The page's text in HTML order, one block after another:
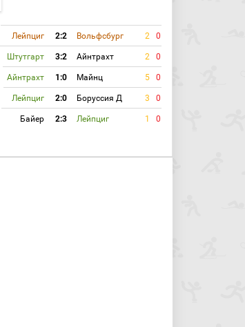
Лейпциг 2:2 Вольфсбург 2 0
Штутгарт 3:2 Айнтрахт 2 0
Айнтрахт 1:0 Майнц 5 0
Лейпциг 2:0 Боруссия Д 3 0
Байер 2:3 Лейпциг 1 0